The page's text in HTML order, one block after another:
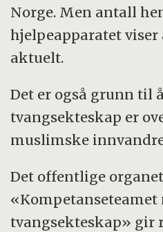
Norge. Men antall
hjelpeapparatet viser
aktuelt.
Det er også grunn til
tvangsekteskap er
muslimske
Det offentlige organet
«Kompetanseteamet
tvangsekteskap» gir